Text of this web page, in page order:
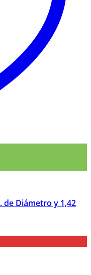
de Diámetro y 1,42